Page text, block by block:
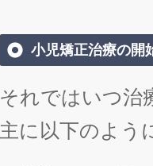
小児矯正治療の開
それではいつ治
主に以下のよう